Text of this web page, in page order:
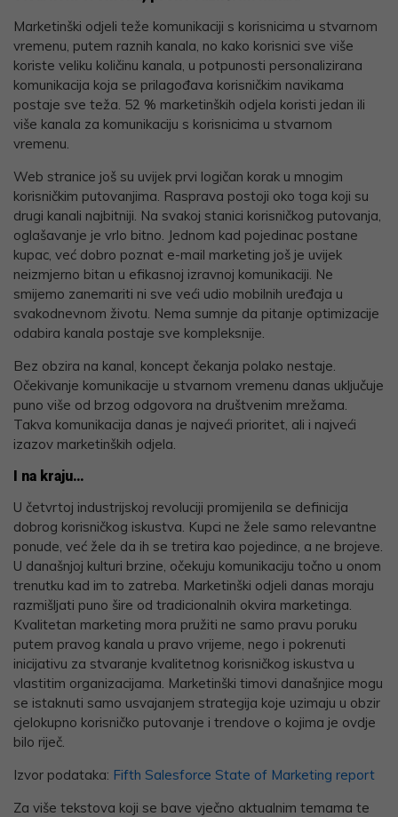
Marketinški odjeli teže komunikaciji s korisnicima u stvarnom
vremenu, putem raznih kanala, no kako korisnici sve više
koriste veliku količinu kanala, u potpunosti personalizirana
komunikacija koja se prilagođava korisničkim navikama
postaje sve teža. 52 % marketinških odjela koristi jedan ili
više kanala za komunikaciju s korisnicima u stvarnom
vremenu.
Web stranice još su uvijek prvi logičan korak u mnogim
korisničkim putovanjima. Rasprava postoji oko toga koji su
drugi kanali najbitniji. Na svakoj stanici korisničkog putovanja,
oglašavanje je vrlo bitno. Jednom kad pojedinac postane
kupac, već dobro poznat e-mail marketing još je uvijek
neizmjerno bitan u efikasnoj izravnoj komunikaciji. Ne
smijemo zanemariti ni sve veći udio mobilnih uređaja u
svakodnevnom životu. Nema sumnje da pitanje optimizacije
odabira kanala postaje sve kompleksnije.
Bez obzira na kanal, koncept čekanja polako nestaje.
Očekivanje komunikacije u stvarnom vremenu danas uključuje
puno više od brzog odgovora na društvenim mrežama.
Takva komunikacija danas je najveći prioritet, ali i najveći
izazov marketinških odjela.
I na kraju…
U četvrtoj industrijskoj revoluciji promijenila se definicija
dobrog korisničkog iskustva. Kupci ne žele samo relevantne
ponude, već žele da ih se tretira kao pojedince, a ne brojeve.
U današnjoj kulturi brzine, očekuju komunikaciju točno u onom
trenutku kad im to zatreba. Marketinški odjeli danas moraju
razmišljati puno šire od tradicionalnih okvira marketinga.
Kvalitetan marketing mora pružiti ne samo pravu poruku
putem pravog kanala u pravo vrijeme, nego i pokrenuti
inicijativu za stvaranje kvalitetnog korisničkog iskustva u
vlastitim organizacijama. Marketinški timovi današnjice mogu
se istaknuti samo usvajanjem strategija koje uzimaju u obzir
cjelokupno korisničko putovanje i trendove o kojima je ovdje
bilo riječ.
Izvor podataka: Fifth Salesforce State of Marketing report
Za više tekstova koji se bave vječno aktualnim temama te